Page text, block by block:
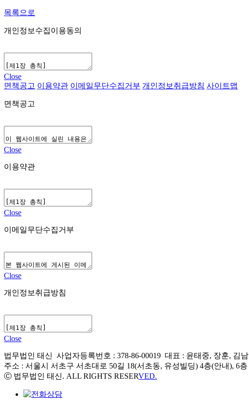
목록으로
개인정보수집이용동의
Close
면책공고 이용약관 이메일무단수집거부 개인정보취급방침 사이트맵
면책공고
Close
이용약관
Close
이메일무단수집거부
Close
개인정보취급방침
Close
법무법인 태신 사업자등록번호 : 378-86-00019 대표 : 윤태중, 장훈, 김
주소 : 서울시 서초구 서초대로 50길 18(서초동, 유성빌딩) 4층(안내), 6
Ⓒ 법무법인 태신. ALL RIGHTS RESERVED.